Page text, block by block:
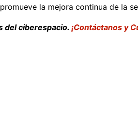
la mejora continua de la
del ciberespacio. ¡Contáctanos y